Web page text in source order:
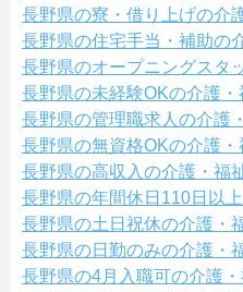
長野県の寮・借り上げの介
長野県の住宅手当・補助の
長野県のオープニングスタ
長野県の未経験OKの介護・
長野県の管理職求人の介護
長野県の無資格OKの介護・
長野県の高収入の介護・福
長野県の年間休日110日以
長野県の土日祝休の介護・
長野県の日勤のみの介護・
長野県の4月入職可の介護・